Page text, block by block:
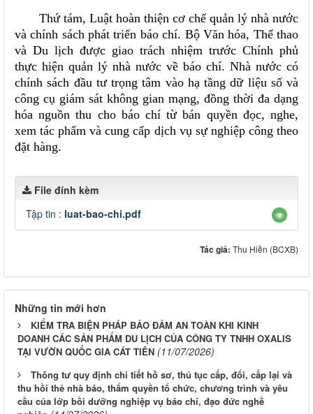
Thứ tám, Luật hoàn thiện cơ chế quản lý nhà nước
và chính sách phát triển báo chí. Bộ Văn hóa, Thể thao
và Du lịch được giao trách nhiệm trước Chính phủ
thực hiện quản lý nhà nước về báo chí. Nhà nước có
chính sách đầu tư trọng tâm vào hạ tầng dữ liệu số và
công cụ giám sát không gian mạng, đồng thời đa dạng
hóa nguồn thu cho báo chí từ bán quyền đọc, nghe,
xem tác phẩm và cung cấp dịch vụ sự nghiệp công theo
đặt hàng.
File đính kèm
Tập tin : luat-bao-chi.pdf
Tác giả: Thu Hiền (BCXB)
Những tin mới hơn
KIỂM TRA BIỆN PHÁP BẢO ĐẢM AN TOÀN KHI KINH
DOANH CÁC SẢN PHẨM DU LỊCH CỦA CÔNG TY TNHH OXALIS
TẠI VƯỜN QUỐC GIA CÁT TIÊN (11/07/2026)
Thông tư quy định chi tiết hồ sơ, thủ tục cấp, đổi, cấp lại và
thu hồi thẻ nhà báo, thẩm quyền tổ chức, chương trình và yêu
cầu của lớp bồi dưỡng nghiệp vụ báo chí, đạo đức nghề